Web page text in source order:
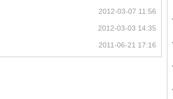
2012-03-07 11:56
2012-03-03 14:35
2011-06-21 17:16